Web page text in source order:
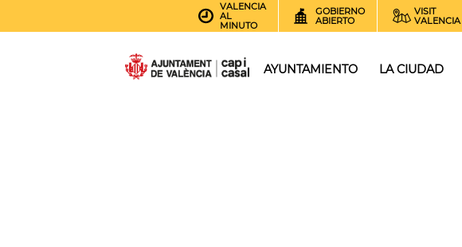
VALENCIA
AL
MINUTO
GOBIERNO
ABIERTO
VISIT
VALENCIA
AYUNTAMIENTO LA CIUDAD